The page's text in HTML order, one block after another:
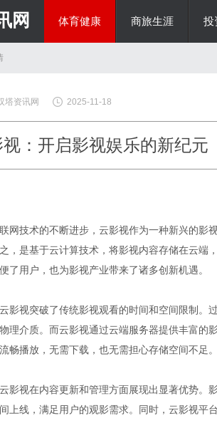
网 体育健康 商旅生涯 投
塔资讯网 2025-11-18
视：开启影视娱乐的新纪元
网技术的不断进步，云影视作为一种新兴的影
，是基于云计算技术，将影视内容存储在云端
了用户，也为影视产业带来了诸多创新机遇。
影视突破了传统影视观看的时间和空间限制。
理介质。而云影视通过云端服务器提供丰富的
畅播放，无需下载，也无需担心存储空间不足
影视在内容更新和管理方面展现出显著优势。
上线，满足用户的观影需求。同时，云影视平